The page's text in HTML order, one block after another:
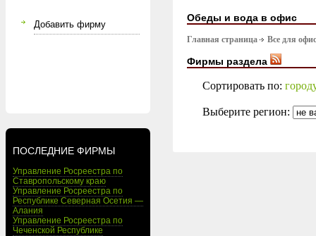
Добавить фирму
ПОСЛЕДНИЕ ФИРМЫ
Управление Росреестра по
Ставропольскому краю
Управление Росреестра по
Республике Северная Осетия —
Алания
Управление Росреестра по
Чеченской Республике
Обеды и вода в офис
Главная страница Все для
Фирмы раздела
Сортировать по:
Выберите регион: